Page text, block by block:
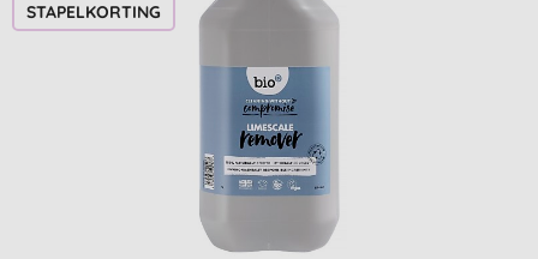
STAPELKORTING